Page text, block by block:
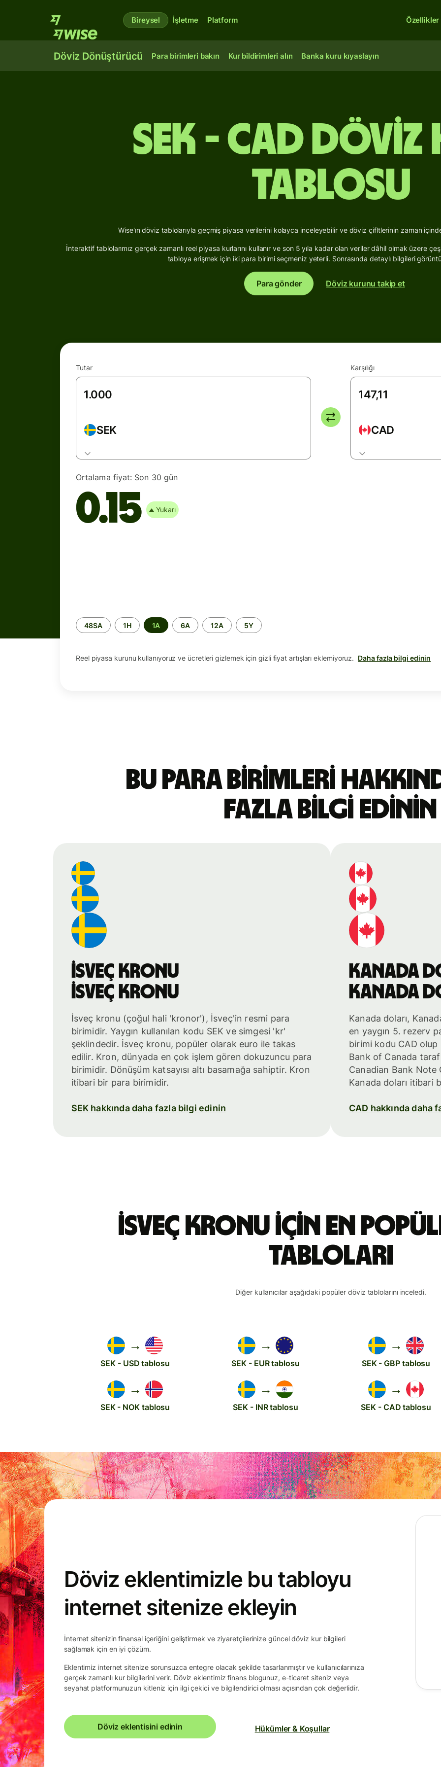
Bireysel İşletme Platform Özellikler
Döviz Dönüştürücü Para birimleri bakın Kur bildirimleri alın Banka kuru kıyaslayın
SEK - CAD
Tablosu
Wise'ın döviz tablolarıyla geçmiş piyasa verilerini kolayca inceleyebilir ve döviz çifltlerinin zaman
İnteraktif tablolarımız gerçek zamanlı reel piyasa kurlarını kullanır ve son 5 yıla kadar olan veriler dâhil olmak üzere
tabloya erişmek için iki para birimi seçmeniz yeterli. Sonrasında detaylı bilgileri
Para gönder Döviz kurunu takip et
Tutar
SEK
Karşılığı
CAD
Ortalama fiyat: Son 30 gün
0.15 Yukarı
Zaman
aralığı
48SA 1H 1A 6A 12A 5Y
Reel piyasa kurunu kullanıyoruz ve ücretleri gizlemek için gizli fiyat artışları eklemiyoruz. Daha fazla bilgi edinin
Bu para birimleri
fazla bilgi edinin
İsveç kronu
İsveç kronu
İsveç kronu (çoğul hali 'kronor'), İsveç'in resmi para
birimidir. Yaygın kullanılan kodu SEK ve simgesi 'kr'
şeklindedir. İsveç kronu, popüler olarak euro ile takas
edilir. Kron, dünyada en çok işlem gören dokuzuncu para
birimidir. Dönüşüm katsayısı altı basamağa sahiptir. Kron
itibari bir para birimidir.
SEK hakkında daha fazla bilgi edinin
Kanada
Kanada
Kanada doları,
en yaygın 5. rezerv
birimi kodu CAD
Bank of Canada
Canadian Bank Note
Kanada doları itibari
CAD hakkında daha
İsveç kronu için en
tabloları
Diğer kullanıcılar aşağıdaki popüler döviz tablolarını inceledi.
→
SEK - USD tablosu
→
SEK - EUR tablosu
→
SEK - GBP tablosu
→
SEK - NOK tablosu
→
SEK - INR tablosu
→
SEK - CAD tablosu
Döviz eklentimizle bu tabloyu
internet sitenize ekleyin
İnternet sitenizin finansal içeriğini geliştirmek ve ziyaretçilerinize güncel döviz kur bilgileri
sağlamak için en iyi çözüm.
Eklentimiz internet sitenize sorunsuzca entegre olacak şekilde tasarlanmıştır ve kullanıcılarınıza
gerçek zamanlı kur bilgilerini verir. Döviz eklentimiz finans blogunuz, e-ticaret siteniz veya
seyahat platformunuzun kitleniz için ilgi çekici ve bilgilendirici olması açısından çok değerlidir.
Döviz eklentisini edinin Hükümler & Koşullar